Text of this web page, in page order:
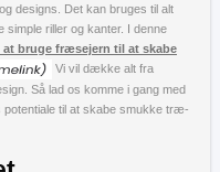
designs. Det kan bruges til alt
riller og kanter. I denne
at bruge fræsejern til at skabe
Vi vil dække alt fra
Så lad os komme i gang med
til at skabe smukke træ-